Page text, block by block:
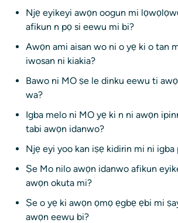
Njẹ eyikeyi awọn oogun mi
afikun n pọ si eewu mi bi?
Awọn ami aisan wo ni o yẹ ki o tan
iwosan ni kiakia?
Bawo ni MO ṣe le dinku eewu ti
wa?
Igba melo ni MO yẹ ki n ni awọn
tabi awọn idanwo?
Njẹ eyi yoo kan iṣẹ kidirin mi ni igba
Ṣe Mo nilo awọn idanwo afikun
awọn okuta mi?
Ṣe o yẹ ki awọn ọmọ ẹgbẹ ẹbi mi
awọn eewu bi?